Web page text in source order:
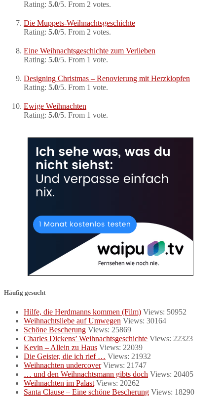
Rating: 5.0/5. From 2 votes.
Die Muppets-Weihnachtsgeschichte
Rating: 5.0/5. From 2 votes.
Eine Weihnachtsgeschichte zum Verlieben
Rating: 5.0/5. From 1 vote.
Designing Christmas – Renovierung mit Herzklopfen
Rating: 5.0/5. From 1 vote.
Ewige Weihnachten
Rating: 5.0/5. From 1 vote.
Häufig gesucht
Hilfe, die Herdmanns kommen (Film) Views: 50952
Weihnachtsliebe auf Umwegen Views: 30164
Schöne Bescherung Views: 25869
Charles Dickens’ Weihnachtsgeschichte Views: 22323
Kevin – Allein zu Haus Views: 22039
Die Geister, die ich rief … Views: 21932
Weihnachten undercover Views: 21747
… und den Weihnachtsmann gibts doch Views: 20405
Weihnachten im Palast Views: 20262
Santa Clause – Eine schöne Bescherung Views: 18290